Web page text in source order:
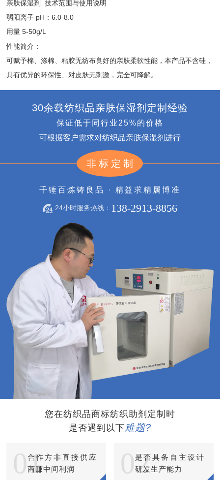
亲肤保湿剂 技术范围与使用说明
弱阳离子 pH：6.0-8.0
用量 5-50g/L
性能简介：
可赋予棉、涤棉、粘胶无纺布良好的亲肤柔软性能，本产品不含硅，
具有优异的环保性、对皮肤无刺激，完全可降解。
30余载纺织品亲肤保湿剂定制经验
保证低于同行业25%的价格
可根据客户需求对纺织品亲肤保湿剂进行
非标定制
千锤百炼铸良品 · 精益求精属博准
24小时服务热线： 138-2913-8856
您在纺织品商标纺织助剂定制时
是否遇到以下难题?
01
合作方非直接供应
商赚中间利润
02是否具备自主设计
研发生产能力